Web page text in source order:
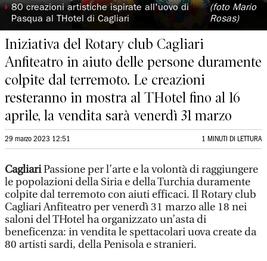
◗80 creazioni artistiche ispirate all'uovo di
Pasqua al THotel di Cagliari
(foto Mario
Rosas)
Iniziativa del Rotary club Cagliari
Anfiteatro in aiuto delle persone duramente
colpite dal terremoto. Le creazioni
resteranno in mostra al THotel fino al 16
aprile, la vendita sarà venerdì 31 marzo
29 marzo 2023 12:51 1 MINUTI DI LETTURA
CagliariPassione per l’arte e la volontà di raggiungere
le popolazioni della Siria e della Turchia duramente
colpite dal terremoto con aiuti efficaci. Il Rotary club
Cagliari Anfiteatro per venerdì 31 marzo alle 18 nei
saloni del THotel ha organizzato un’asta di
beneficenza: in vendita le spettacolari uova create da
80 artisti sardi, della Penisola e stranieri.